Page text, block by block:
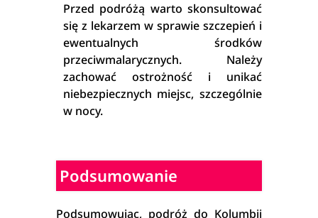
Przed podróżą warto skonsultować
się z lekarzem w sprawie szczepień i
ewentualnych środków
przeciwmalarycznych. Należy
zachować ostrożność i unikać
niebezpiecznych miejsc, szczególnie
w nocy.
Podsumowanie
Podsumowując, podróż do Kolumbii